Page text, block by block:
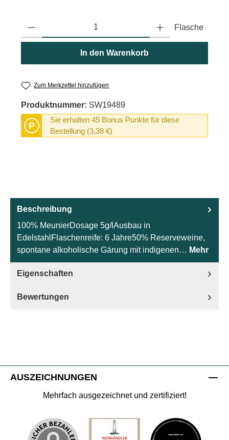
Produkt Anzahl: Gib den gewünschten Wert ein oder benutze
Flasche
In den Warenkorb
Zum Merkzettel hinzufügen
Produktnummer: SW19489
P
Sie erhalten 45 Bonus Punkte für diese
Bestellung (3,38 €)
Beschreibung
100% MeunierDosage 5g/lAusbau in
EdelstahlFlaschenreife: 6 Jahre50% Reserveweine,
spontane alkoholische Gärung mit indigenen… Mehr
Eigenschaften
Bewertungen
AUSZEICHNUNGEN
Mehrfach ausgezeichnet und zertifiziert!